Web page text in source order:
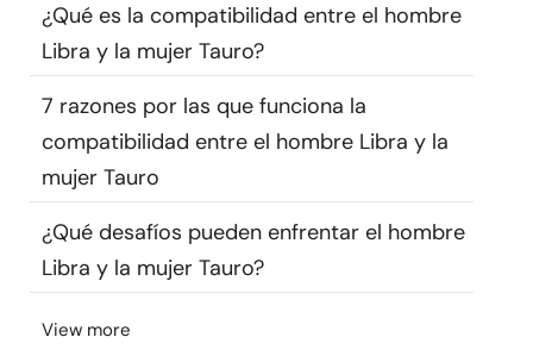
Encuentra un terapeuta
Idioma
Sobre nosotros Contáctanos Escríbenos
Publicidad con
nosotros
© Copyright 2026. Todos los derechos reservados.
¿Qué es la compatibilidad entre el hombre
Libra y la mujer Tauro?
7 razones por las que funciona la
compatibilidad entre el hombre Libra y la
mujer Tauro
¿Qué desafíos pueden enfrentar el hombre
Libra y la mujer Tauro?
View more